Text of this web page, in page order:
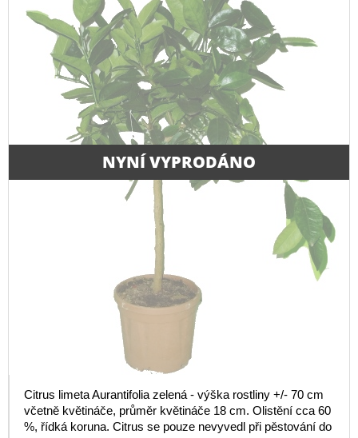
NYNÍ VYPRODÁNO
Citrus limeta Aurantifolia zelená - výška rostliny +/- 70 cm
včetně květináče, průměr květináče 18 cm. Olistění cca 60
%, řídká koruna. Citrus se pouze nevyvedl při pěstování do